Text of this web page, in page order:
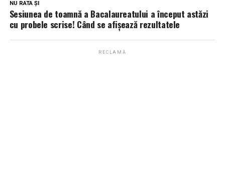
NU RATA ȘI
Sesiunea de toamnă a Bacalaureatului a început astăzi
cu probele scrise! Când se afişează rezultatele
RECLAMĂ